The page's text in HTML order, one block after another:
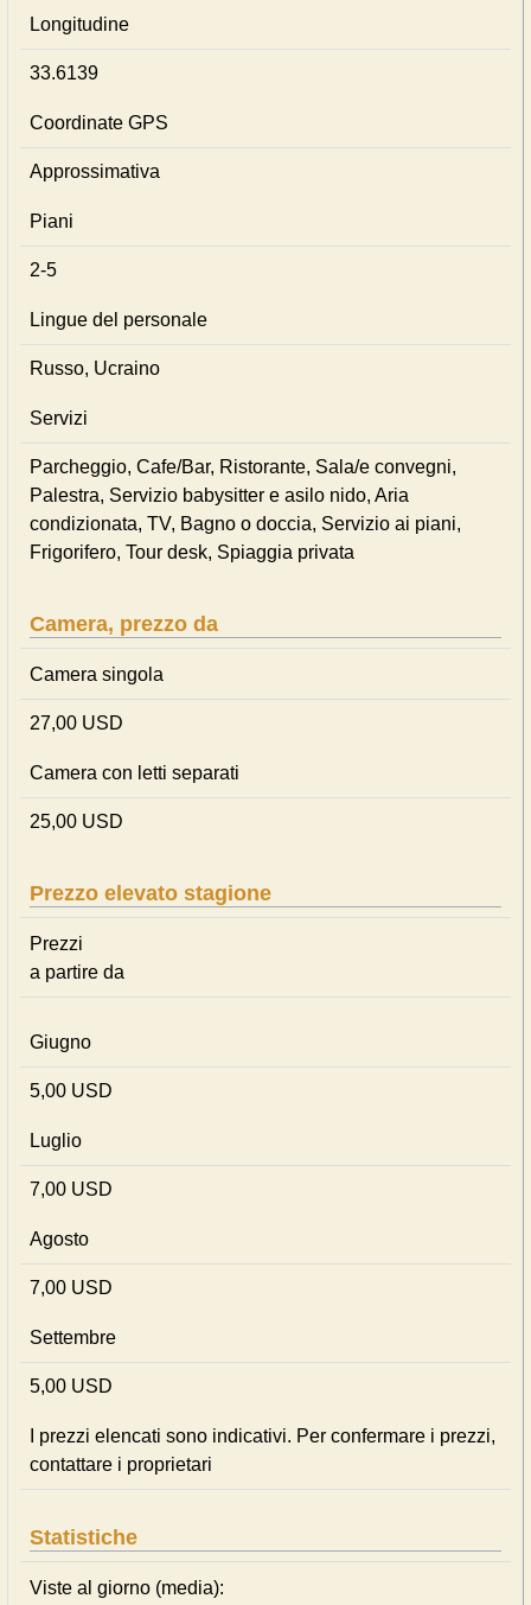
Longitudine
33.6139
Coordinate GPS
Approssimativa
Piani
2-5
Lingue del personale
Russo, Ucraino
Servizi
Parcheggio, Cafe/Bar, Ristorante, Sala/e convegni,
Palestra, Servizio babysitter e asilo nido, Aria
condizionata, TV, Bagno o doccia, Servizio ai piani,
Frigorifero, Tour desk, Spiaggia privata
Camera, prezzo da
Camera singola
27,00 USD
Camera con letti separati
25,00 USD
Prezzo elevato stagione
Prezzi
a partire da
Giugno
5,00 USD
Luglio
7,00 USD
Agosto
7,00 USD
Settembre
5,00 USD
I prezzi elencati sono indicativi. Per confermare i prezzi,
contattare i proprietari
Statistiche
Viste al giorno (media):